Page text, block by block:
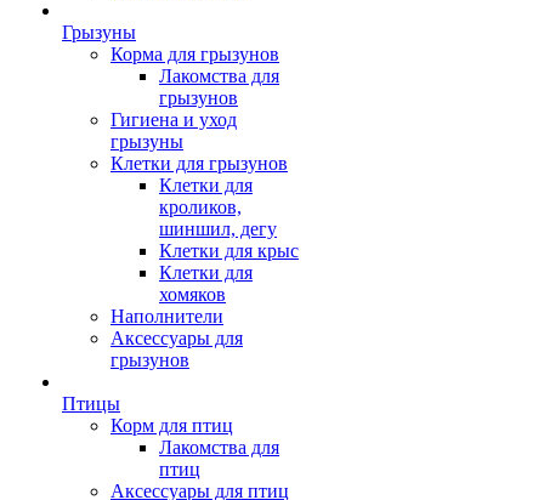
Грызуны
Корма для грызунов
Лакомства для
грызунов
Гигиена и уход
грызуны
Клетки для грызунов
Клетки для
кроликов,
шиншил, дегу
Клетки для крыс
Клетки для
хомяков
Наполнители
Аксессуары для
грызунов
Птицы
Корм для птиц
Лакомства для
птиц
Аксессуары для птиц